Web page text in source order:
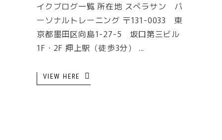
イクブログ一覧 所在地 スぺラサン パ
ーソナルトレーニング 〒131-0033 東
京都墨田区向島1-27-5 坂口第三ビル
1F・2F 押上駅（徒歩3分）
VIEW HERE